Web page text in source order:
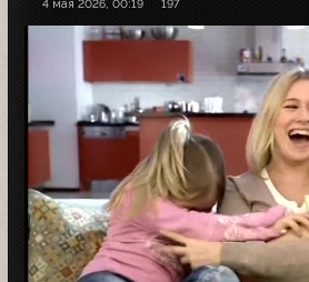
4 мая 2026, 00:19 197